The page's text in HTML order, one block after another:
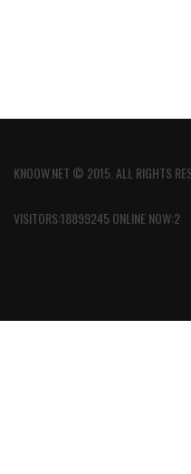
KNOOW.NET © 2015. ALL RIGHTS
VISITORS:18899245 ONLINE NOW:2